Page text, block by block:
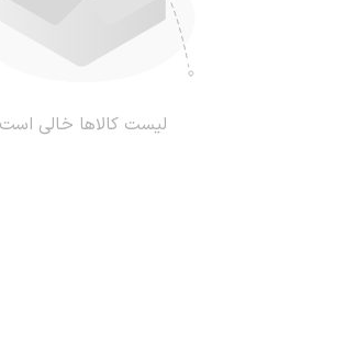
لیست کالاها خالی است